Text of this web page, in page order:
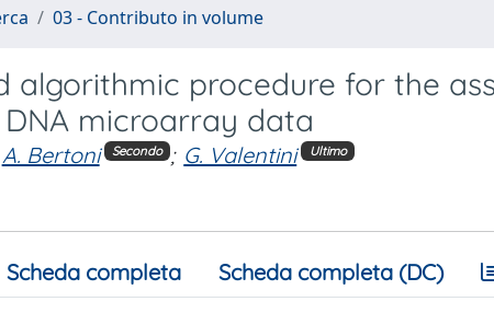
03 - Contributo in volume
algorithmic procedure for the
microarray data
A. Bertoni Secondo ; G. Valentini Ultimo
Scheda completa Scheda completa (DC)